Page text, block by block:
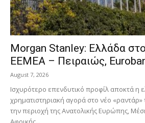
Morgan Stanley: Ελλάδα
EEMEA – Πειραιώς,
August 7, 2026
Ισχυρότερο επενδυτικό προφίλ αποκτά η
χρηματιστηριακή αγορά στο νέο
την περιοχή της Ανατολικής Ευρώπης,